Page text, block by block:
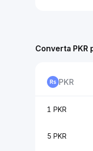
Converta PKR
PKR
1 PKR
5 PKR